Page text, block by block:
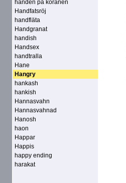
handen på koranen
Handfatsröj
handfläta
Handgranat
handish
Handsex
handtralla
Hane
Hangry
hankash
hankish
Hannasvahn
Hannasvahnad
Hanosh
haon
Happar
Happis
happy ending
harakat